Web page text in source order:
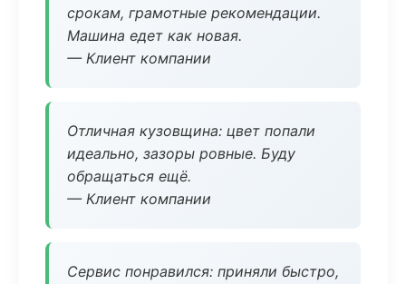
срокам, грамотные рекомендации.
Машина едет как новая.
— Клиент компании
Отличная кузовщина: цвет попали
идеально, зазоры ровные. Буду
обращаться ещё.
— Клиент компании
Сервис понравился: приняли быстро,